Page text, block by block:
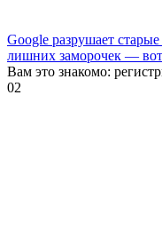
Google разрушает
лишних заморочек — вот
Вам это знакомо:
02